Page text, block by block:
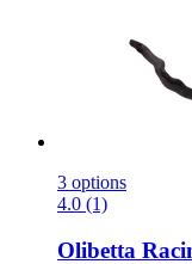
3 options
4.0 (1)
Olibetta